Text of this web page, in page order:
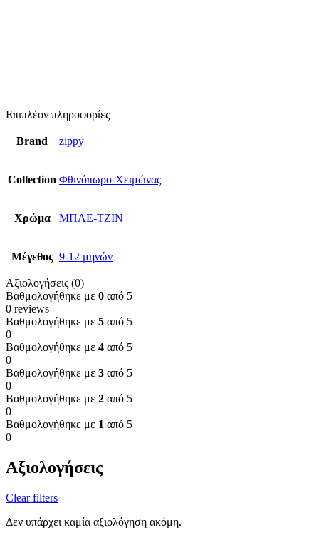
Επιπλέον πληροφορίες
Brand zippy
Collection Φθινόπωρο-Χειμώνας
Χρώμα ΜΠΛΕ-ΤΖΙΝ
Μέγεθος 9-12 μηνών
Αξιολογήσεις (0)
Βαθμολογήθηκε με 0 από 5
0 reviews
Βαθμολογήθηκε με 5 από 5
0
Βαθμολογήθηκε με 4 από 5
0
Βαθμολογήθηκε με 3 από 5
0
Βαθμολογήθηκε με 2 από 5
0
Βαθμολογήθηκε με 1 από 5
0
Αξιολογήσεις
Clear filters
Δεν υπάρχει καμία αξιολόγηση ακόμη.